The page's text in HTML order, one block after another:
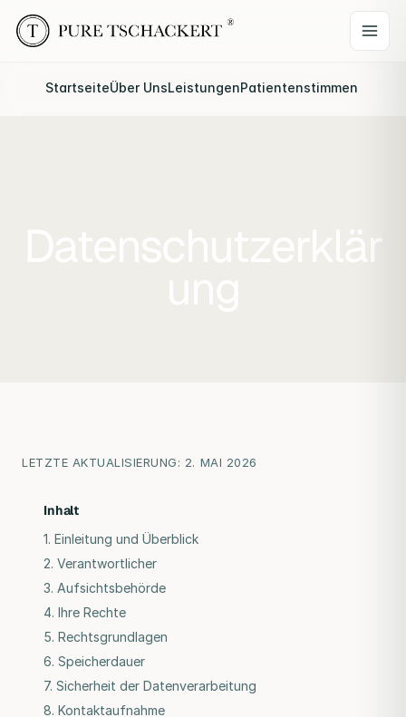
StartseiteÜber UnsLeistungenPatientenstimmen
LETZTE AKTUALISIERUNG: 2. MAI 2026
Inhalt
1. Einleitung und Überblick
2. Verantwortlicher
3. Aufsichtsbehörde
4. Ihre Rechte
5. Rechtsgrundlagen
6. Speicherdauer
7. Sicherheit der Datenverarbeitung
8. Kontaktaufnahme